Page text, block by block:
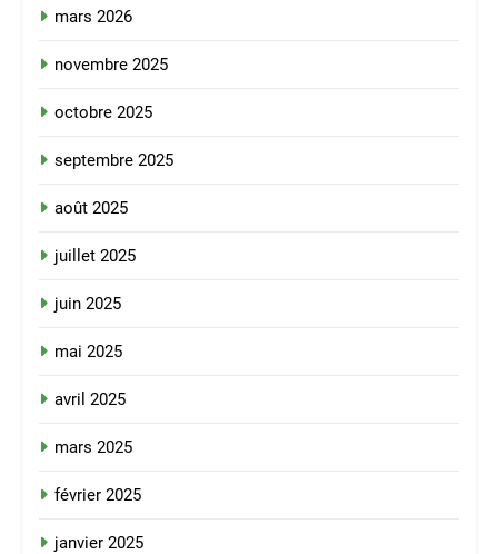
mars 2026
novembre 2025
octobre 2025
septembre 2025
août 2025
juillet 2025
juin 2025
mai 2025
avril 2025
mars 2025
février 2025
janvier 2025